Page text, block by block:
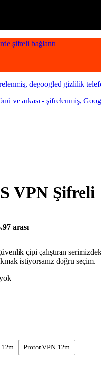
şifreli bağlantı
VPN Şifreli
arası
çipi çalıştıran
istiyorsanız doğru seçim.
ProtonVPN 12m